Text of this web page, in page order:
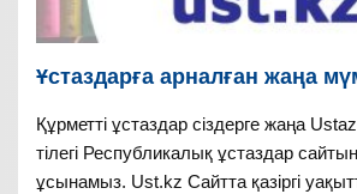
Ұстаздарға арналған жаңа
Құрметті ұстаздар сіздерге жаңа
тілегі Республикалық ұстаздар сайтын
ұсынамыз. Ust.kz Сайтта қазіргі